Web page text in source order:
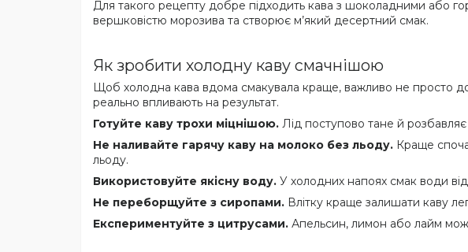
Для такого рецепту добре підходить кава з шоколадними або
вершковістю морозива та створює м’який десертний смак.
Як зробити холодну каву смачнішою
Щоб холодна кава вдома смакувала краще, важливо не просто
реально впливають на результат.
Готуйте каву трохи міцнішою. Лід поступово тане й
Не наливайте гарячу каву на молоко без льоду. Краще
льоду.
Використовуйте якісну воду. У холодних напоях смак води
Не переборщуйте з сиропами. Влітку краще залишати каву
Експериментуйте з цитрусами. Апельсин, лимон або лайм